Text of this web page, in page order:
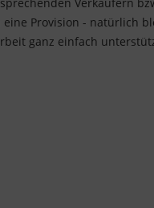
Provision - natürlich
ganz einfach